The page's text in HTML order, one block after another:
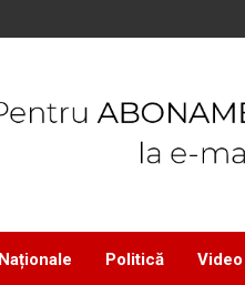
Naționale Politică Video